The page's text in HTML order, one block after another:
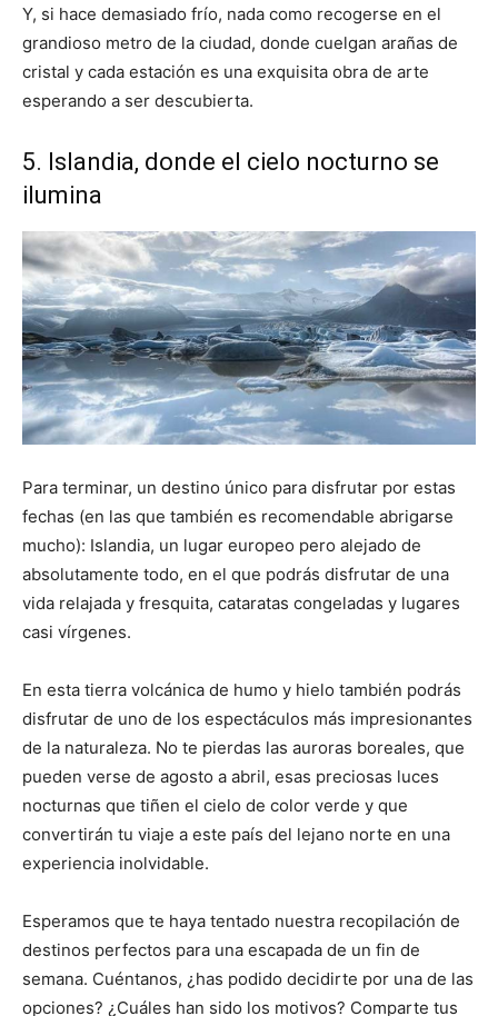
Y, si hace demasiado frío, nada como recogerse en el
grandioso metro de la ciudad, donde cuelgan arañas de
cristal y cada estación es una exquisita obra de arte
esperando a ser descubierta.
5. Islandia, donde el cielo nocturno se
ilumina
Para terminar, un destino único para disfrutar por estas
fechas (en las que también es recomendable abrigarse
mucho): Islandia, un lugar europeo pero alejado de
absolutamente todo, en el que podrás disfrutar de una
vida relajada y fresquita, cataratas congeladas y lugares
casi vírgenes.
En esta tierra volcánica de humo y hielo también podrás
disfrutar de uno de los espectáculos más impresionantes
de la naturaleza. No te pierdas las auroras boreales, que
pueden verse de agosto a abril, esas preciosas luces
nocturnas que tiñen el cielo de color verde y que
convertirán tu viaje a este país del lejano norte en una
experiencia inolvidable.
Esperamos que te haya tentado nuestra recopilación de
destinos perfectos para una escapada de un fin de
semana. Cuéntanos, ¿has podido decidirte por una de las
opciones? ¿Cuáles han sido los motivos? Comparte tus